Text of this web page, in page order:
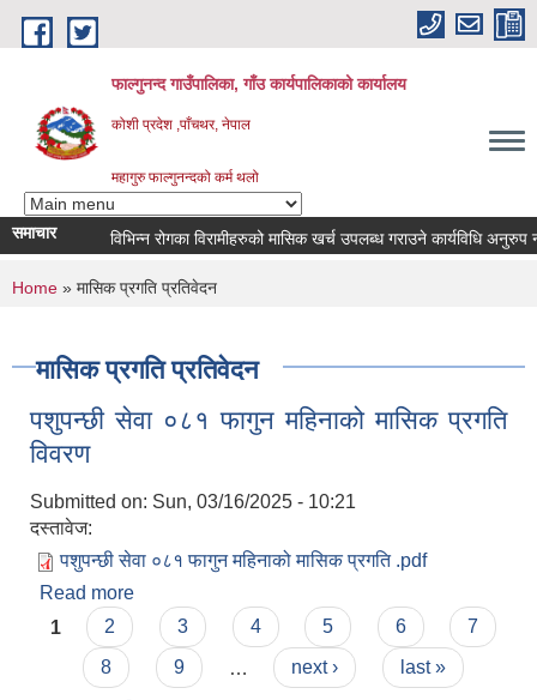
Skip to main content
फाल्गुनन्द गाउँपालिका, गाँउ कार्यपालिकाको कार्यालय
कोशी प्रदेश ,पाँचथर, नेपाल
महागुरु फाल्गुनन्दको कर्म थलो
समाचार विभिन्न रोगका विरामीहरुको मासिक खर्च उपलब्ध गराउने कार्यविधि अनुरुप
You are here
Home » मासिक प्रगति प्रतिवेदन
मासिक प्रगति प्रतिवेदन
पशुपन्छी सेवा ०८१ फागुन महिनाको मासिक प्रगति
विवरण
Submitted on: Sun, 03/16/2025 - 10:21
दस्तावेज:
पशुपन्छी सेवा ०८१ फागुन महिनाको मासिक प्रगति .pdf
Read more
विवरण
Pages
1 2 3 4 5 6
7
8
9 next › last »